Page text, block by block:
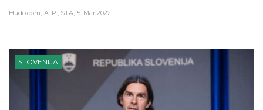
Hudo.com A. P., STA 5. Mar 2022
SLOVENIJA